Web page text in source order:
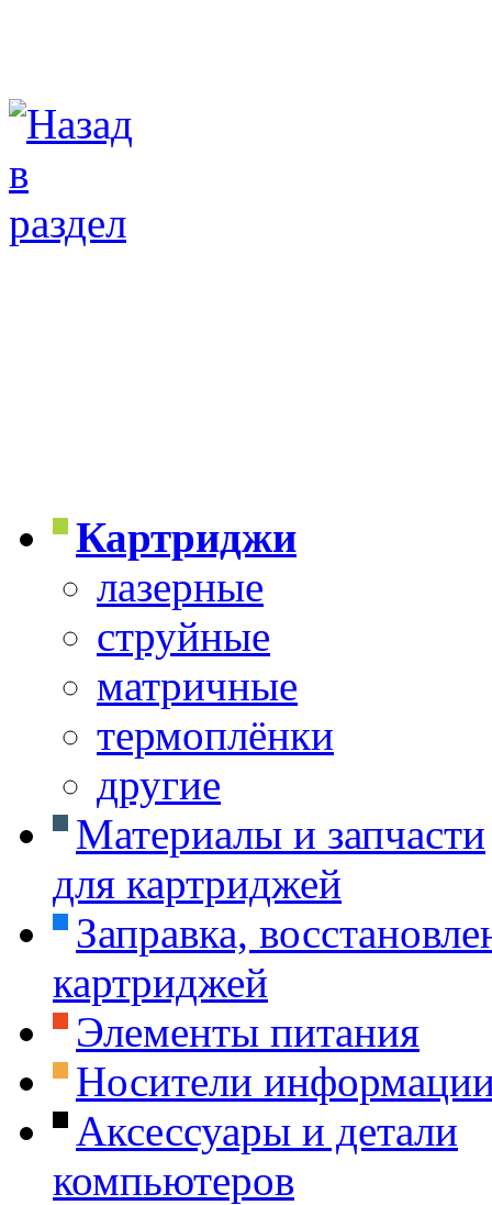
Картриджи
лазерные
струйные
матричные
термоплёнки
другие
Материалы и запчасти
для картриджей
Заправка,
картриджей
Элементы питания
Носители
Аксессуары и детали
компьютеров